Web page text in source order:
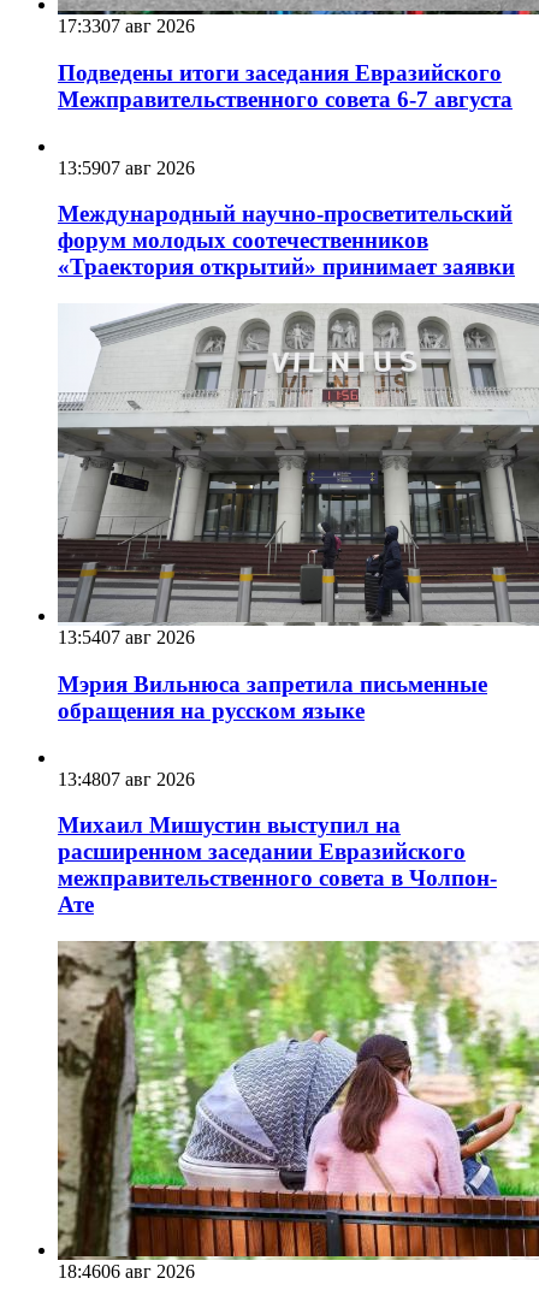
17:3307 авг 2026
Подведены итоги заседания Евразийского
Межправительственного совета 6-7 августа
13:5907 авг 2026
Международный научно-просветительский
форум молодых соотечественников
«Траектория открытий» принимает заявки
13:5407 авг 2026
Мэрия Вильнюса запретила письменные
обращения на русском языке
13:4807 авг 2026
Михаил Мишустин выступил на
расширенном заседании Евразийского
межправительственного совета в Чолпон-
Ате
18:4606 авг 2026